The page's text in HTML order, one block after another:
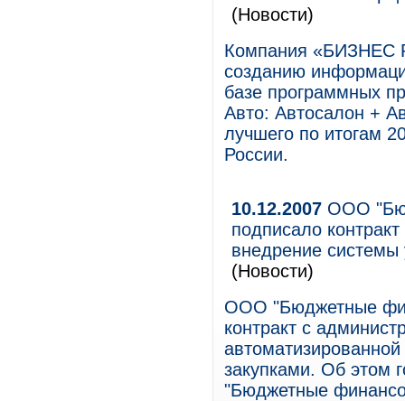
(Новости)
Компания «БИЗНЕС
созданию
базе программных
Авто: Автосалон +
лучшего по итогам
России.
10.12.2007 ООО
подписало
внедрение
(Новости)
ООО "Бюджетные
контракт с
закупками. Об этом
"Бюджетные